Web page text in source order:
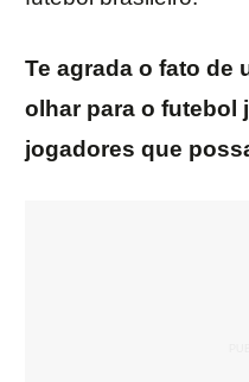
Te agrada o fato de
olhar para o futebol
jogadores que